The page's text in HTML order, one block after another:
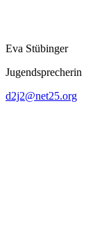
Eva Stübinger
Jugendsprecherin
d2j2@net25.org